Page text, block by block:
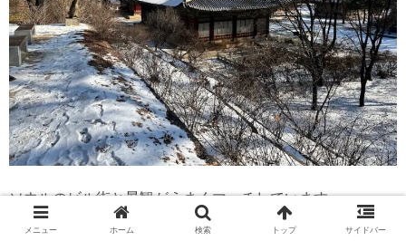
ソウルのビル街と景観がうまくマッチしています。
メニュー ホーム 検索 トップ サイドバー